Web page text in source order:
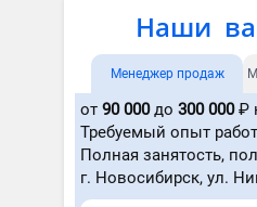
Наши
Менеджер продаж
от 90 000до 300 000₽
Требуемый опыт
Полная занятость,
г. Новосибирск, ул.